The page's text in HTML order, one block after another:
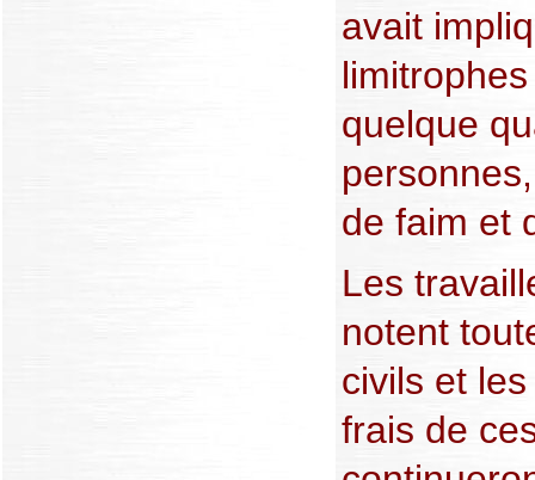
avait
quelque
de faim et
Les
notent
civils et
frais de